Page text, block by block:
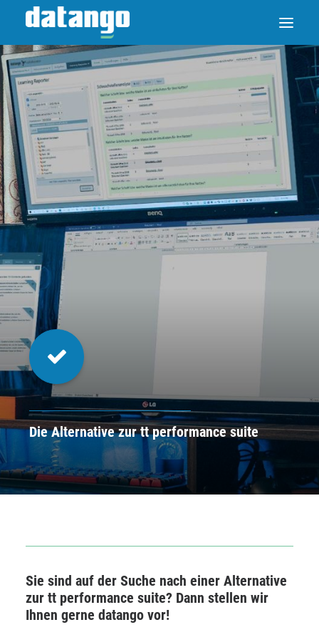
Die Alternative zur tt performance suite
Sie sind auf der Suche nach einer Alternative
zur tt performance suite? Dann stellen wir
Ihnen gerne datango vor!